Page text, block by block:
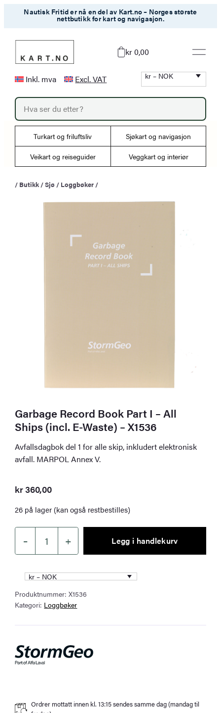
Nautisk Fritid er nå en del av Kart.no – Norges største
nettbutikk for kart og navigasjon.
kr 0,00
Inkl. mva Excl. VAT kr – NOK
P
o
d
t
r
Turkart og friluftsliv Sjøkart og navigasjon
Veikart og reiseguider Veggkart og interiør
/ Butikk /Sjø / Loggbøker /
Garbage Record Book Part I – All
Ships (incl. E-Waste) – X1536
Avfallsdagbok del 1 for alle skip, inkludert elektronisk
avfall. MARPOL Annex V.
kr360,00
26 på lager (kan også restbestilles)
–
Garbage
Record
Book
Part
I
–
(incl.
E-
antall
+ Legg i handlekurv
kr – NOK
Produktnummer:X1536
Kategori: Loggbøker
Ordrer mottatt innen kl. 13:15 sendes samme dag (mandag til